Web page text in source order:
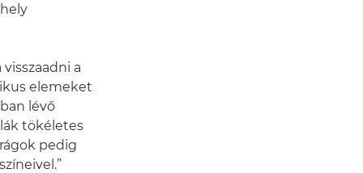
a
elemeket
lévő
tökéletes
pedig